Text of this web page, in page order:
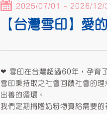
2025/07/01 ~ 2026/12/
【台灣雪印】愛
❤ 雪印在台灣超過60年，孕育
雪印秉持取之社會回饋社會的
出善的循環。
我們定期捐贈奶粉物資給需要的